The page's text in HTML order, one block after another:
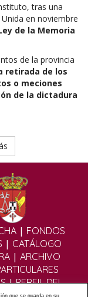
tras una
en noviembre
de la Memoria
de la provincia
retirada de los
o meciones
de la dictadura
| FONDOS
| CATÁLOGO
| ARCHIVO
|PERFIL DEL
que se guarda en su